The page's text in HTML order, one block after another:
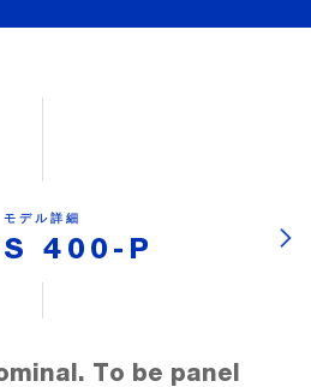
モデル詳細
400-P
To be panel